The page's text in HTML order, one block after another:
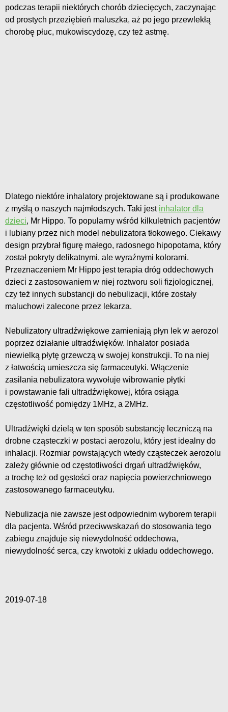
podczas terapii niektórych chorób dziecięcych, zaczynając
od prostych przeziębień maluszka, aż po jego przewlekłą
chorobę płuc, mukowiscydozę, czy też astmę.
Dlatego niektóre inhalatory projektowane są i produkowane
z myślą o naszych najmłodszych. Taki jest inhalator dla
dzieci, Mr Hippo. To popularny wśród kilkuletnich pacjentów
i lubiany przez nich model nebulizatora tłokowego. Ciekawy
design przybrał figurę małego, radosnego hipopotama, który
został pokryty delikatnymi, ale wyraźnymi kolorami.
Przeznaczeniem Mr Hippo jest terapia dróg oddechowych
dzieci z zastosowaniem w niej roztworu soli fizjologicznej,
czy też innych substancji do nebulizacji, które zostały
maluchowi zalecone przez lekarza.
Nebulizatory ultradźwiękowe zamieniają płyn lek w aerozol
poprzez działanie ultradźwięków. Inhalator posiada
niewielką płytę grzewczą w swojej konstrukcji. To na niej
z łatwością umieszcza się farmaceutyki. Włączenie
zasilania nebulizatora wywołuje wibrowanie płytki
i powstawanie fali ultradźwiękowej, która osiąga
częstotliwość pomiędzy 1MHz, a 2MHz.
Ultradźwięki dzielą w ten sposób substancję leczniczą na
drobne cząsteczki w postaci aerozolu, który jest idealny do
inhalacji. Rozmiar powstających wtedy cząsteczek aerozolu
zależy głównie od częstotliwości drgań ultradźwięków,
a trochę też od gęstości oraz napięcia powierzchniowego
zastosowanego farmaceutyku.
Nebulizacja nie zawsze jest odpowiednim wyborem terapii
dla pacjenta. Wśród przeciwwskazań do stosowania tego
zabiegu znajduje się niewydolność oddechowa,
niewydolność serca, czy krwotoki z układu oddechowego.
2019-07-18